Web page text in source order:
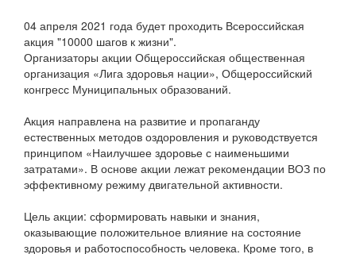
04 апреля 2021 года будет проходить Всероссийская
акция "10000 шагов к жизни".
Организаторы акции Общероссийская общественная
организация «Лига здоровья нации», Общероссийский
конгресс Муниципальных образований.
Акция направлена на развитие и пропаганду
естественных методов оздоровления и руководствуется
принципом «Наилучшее здоровье с наименьшими
затратами». В основе акции лежат рекомендации ВОЗ по
эффективному режиму двигательной активности.
Цель акции: сформировать навыки и знания,
оказывающие положительное влияние на состояние
здоровья и работоспособность человека. Кроме того, в